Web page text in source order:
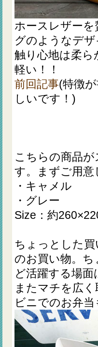
ホースレザー
グのようなデ
触り心地は柔
軽い！！
前回記事(特徴
しいです！)
こちらの商品
す。まずご用
・キャメル
・グレー
Size：約
ちょっとした
のお買い物。
ど活躍する場
またマチを広
ビニでのお弁